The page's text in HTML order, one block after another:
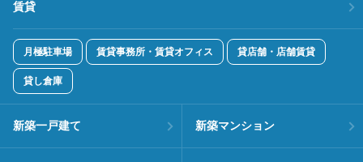
賃貸
月極駐車場 賃貸事務所・賃貸オフィス 貸店舗・店舗賃貸
貸し倉庫
新築一戸建て 新築マンション